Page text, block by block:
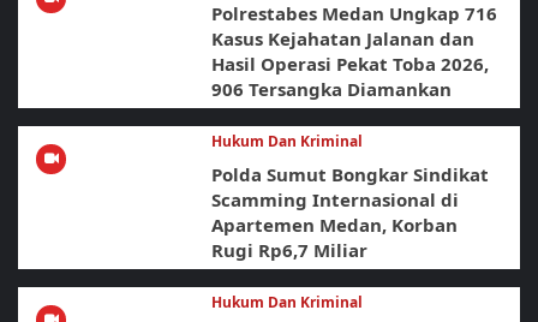
Polrestabes Medan Ungkap 716
Kasus Kejahatan Jalanan dan
Hasil Operasi Pekat Toba 2026,
906 Tersangka Diamankan
Hukum Dan Kriminal
Polda Sumut Bongkar Sindikat
Scamming Internasional di
Apartemen Medan, Korban
Rugi Rp6,7 Miliar
Hukum Dan Kriminal